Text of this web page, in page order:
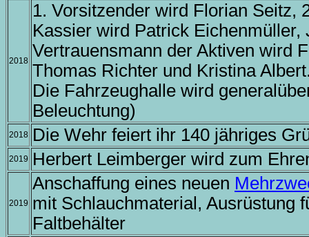
2018
1. Vorsitzender wird Florian Seitz,
Kassier wird Patrick
Vertrauensmann der Aktiven wird
Thomas Richter und Kristina
Die Fahrzeughalle wird
Beleuchtung)
2018 Die Wehr feiert ihr 140 jähriges
2019 Herbert Leimberger wird zum
2019
Anschaffung eines neuen
mit Schlauchmaterial, Ausrüstung
Faltbehälter